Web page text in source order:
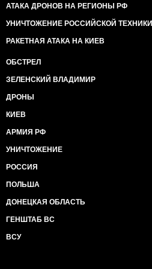
АТАКА ДРОНОВ НА РЕГИОНЫ РФ
УНИЧТОЖЕНИЕ РОССИЙСКОЙ ТЕХНИКИ
РАКЕТНАЯ АТАКА НА КИЕВ
ОБСТРЕЛ
ЗЕЛЕНСКИЙ ВЛАДИМИР
ДРОНЫ
КИЕВ
АРМИЯ РФ
УНИЧТОЖЕНИЕ
РОССИЯ
ПОЛЬША
ДОНЕЦКАЯ ОБЛАСТЬ
ГЕНШТАБ ВС
ВСУ